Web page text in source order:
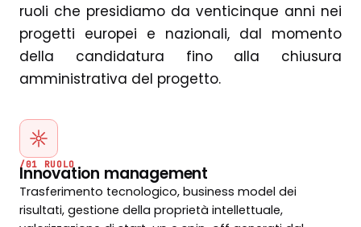
ruoli che presidiamo da venticinque anni nei
progetti europei e nazionali, dal momento
della candidatura fino alla chiusura
amministrativa del progetto.
/01 RUOLO
Innovation management
Trasferimento tecnologico, business model dei
risultati, gestione della proprietà intellettuale,